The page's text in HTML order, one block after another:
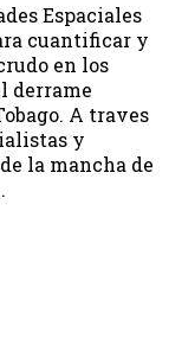
Espaciales
cuantificar y
en los
derrame
A traves
y
la mancha de